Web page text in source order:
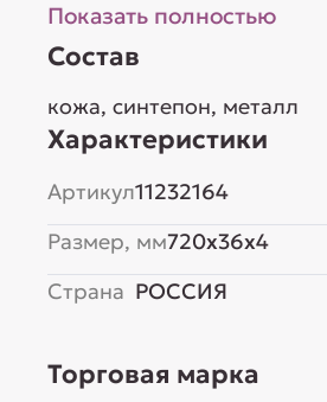
Показать полностью
Состав
кожа, синтепон, металл
Характеристики
Артикул11232164
Размер, мм720x36x4
Страна РОССИЯ
Торговая марка